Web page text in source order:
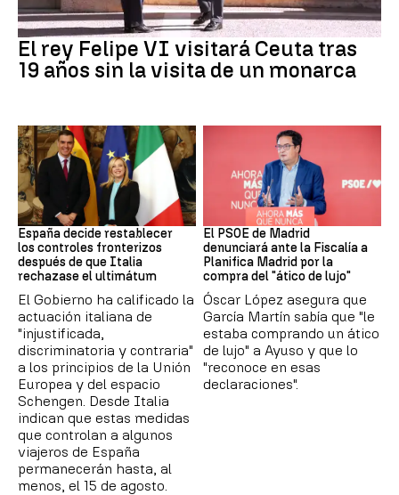
Crisis Migratoria
El rey Felipe VI visitará Ceuta tras
19 años sin la visita de un monarca
CRISIS MIGRATORIA
España decide restablecer
los controles fronterizos
después de que Italia
rechazase el ultimátum
El Gobierno ha calificado la
actuación italiana de
"injustificada,
discriminatoria y contraria"
a los principios de la Unión
Europea y del espacio
Schengen. Desde Italia
indican que estas medidas
que controlan a algunos
viajeros de España
permanecerán hasta, al
menos, el 15 de agosto.
PSOE MADRID
El PSOE de Madrid
denunciará ante la Fiscalía a
Planifica Madrid por la
compra del "ático de lujo"
Óscar López asegura que
García Martín sabía que "le
estaba comprando un ático
de lujo" a Ayuso y que lo
"reconoce en esas
declaraciones".